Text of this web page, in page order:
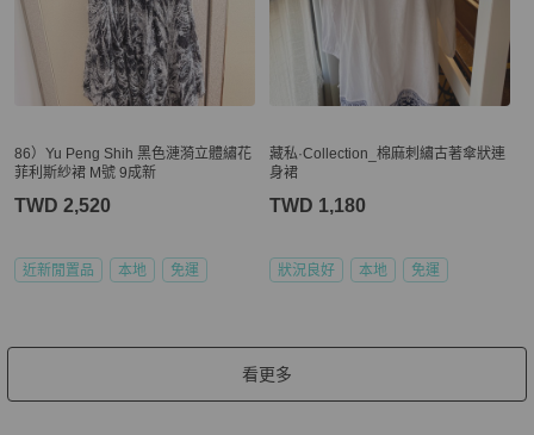
86）Yu Peng Shih 黑色漣漪立體繡花
菲利斯紗裙 M號 9成新
TWD 2,520
近新閒置品 本地 免運
藏私·Collection_棉麻刺繡古著傘狀連
身裙
TWD 1,180
狀況良好 本地 免運
看更多